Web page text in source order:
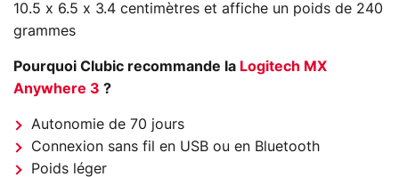
10.5 x 6.5 x 3.4 centimètres et affiche un poids de 240
grammes
Pourquoi Clubic recommande la Logitech MX
Anywhere 3 ?
Autonomie de 70 jours
Connexion sans fil en USB ou en Bluetooth
Poids léger